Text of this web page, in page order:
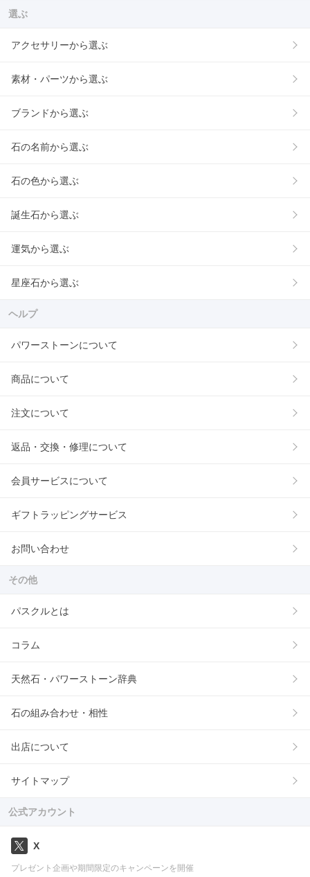
選ぶ
アクセサリーから選ぶ
素材・パーツから選ぶ
ブランドから選ぶ
石の名前から選ぶ
石の色から選ぶ
誕生石から選ぶ
運気から選ぶ
星座石から選ぶ
ヘルプ
パワーストーンについて
商品について
注文について
返品・交換・修理について
会員サービスについて
ギフトラッピングサービス
お問い合わせ
その他
パスクルとは
コラム
天然石・パワーストーン辞典
石の組み合わせ・相性
出店について
サイトマップ
公式アカウント
X
プレゼント企画や期間限定のキャンペーンを開催